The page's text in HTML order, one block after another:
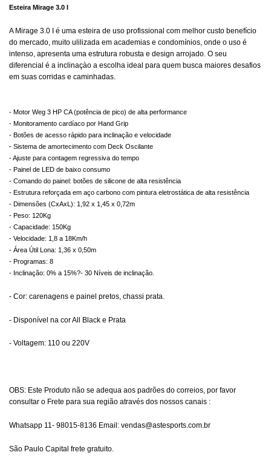
Esteira Mirage 3.0 I
A Mirage 3.0 I é uma esteira de uso profissional com melhor custo benefício
do mercado, muito ulilizada em academias e condomínios, onde o uso é
intenso, apresenta uma estrutura robusta e design arrojado. O seu
diferencial é a inclinaçào a escolha ideal para quem busca maiores desafios
em suas corridas e caminhadas.
- Motor Weg 3 HP CA (potência de pico) de alta performance
- Monitoramento cardíaco por Hand Grip
- Botões de acesso rápido para inclinação e velocidade
- Sistema de amortecimento com Deck Oscilante
- Ajuste para contagem regressiva do tempo
- Painel de LED de baixo consumo
- Comando do painel: botões de silicone de alta resistência
- Estrutura reforçada em aço carbono com pintura eletrostática de alta resistência
- Dimensões (CxAxL): 1,92 x 1,45 x 0,72m
- Peso: 120Kg
- Capacidade: 150Kg
- Velocidade: 1,8 a 18Km/h
- Área Útil Lona: 1,36 x 0,50m
- Programas: 8
- Inclinação: 0% a 15%?- 30 Níveis de inclinação.
- Cor: carenagens e painel pretos, chassi prata.
- Disponível na cor All Black e Prata
- Voltagem: 110 ou 220V
OBS: Este Produto não se adequa aos padrões do correios, por favor
consultar o Frete para sua região através dos nossos canais :
Whatsapp 11- 98015-8136 Email: vendas@astesports.com.br
São Paulo Capital frete gratuito.